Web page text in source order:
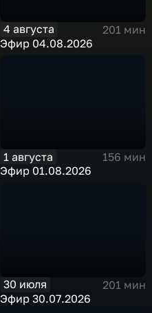
4 августа
201 мин
Эфир 04.08.2026
1 августа
156 мин
Эфир 01.08.2026
30 июля
201 мин
Эфир 30.07.2026